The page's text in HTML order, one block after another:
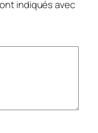
indiqués avec